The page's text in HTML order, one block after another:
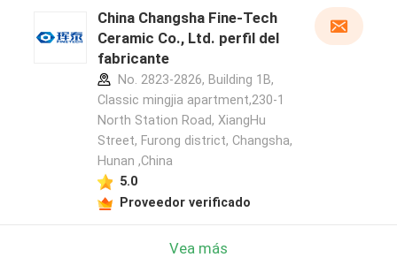
China Changsha Fine-Tech
Ceramic Co., Ltd. perfil del
fabricante
No. 2823-2826, Building 1B,
Classic mingjia apartment,230-1
North Station Road, XiangHu
Street, Furong district, Changsha,
Hunan ,China
5.0
Proveedor verificado
Vea más